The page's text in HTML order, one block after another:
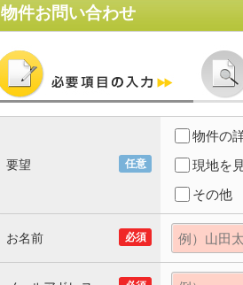
物件お問い合わせ
任意
要望
物件の
現地を
その他
必須
お名前